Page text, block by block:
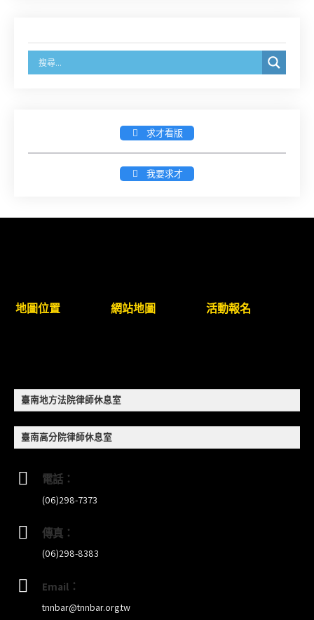
之分公司及商業應參加「勞動權益講習」
入校扎根計畫講師之會員(8/14前線上表單登記)
新竹律師公會8/21(五)舉辦「AI職場應用」進修課程
衛」課程(8/12前向本會報名,實體)
【重要公告】115年職場霸凌調查專業人才(律師)培
訓課程（雲嘉南場）錄取通知已發送
本會訂於115年8月15日(六)上午舉辦「使用AI如何幫
助整理資訊?談法律工作中的應用與風險」課程(8/7
前報名，實體+線上併行)
求才看版
我要求才
地圖位置 網站地圖 活動報名
臺南地方法院律師休息室
臺南高分院律師休息室
電話：
(06)298-7373
傳真：
(06)298-8383
Email：
tnnbar@tnnbar.org.tw